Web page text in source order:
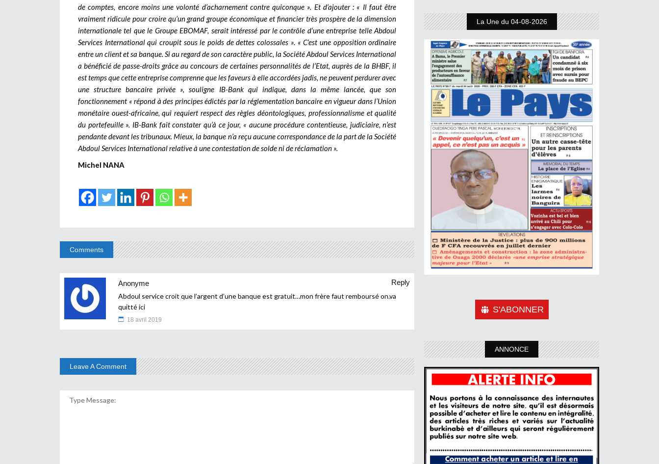
de comptes, encore moins une volonté d’acharnement contre quiconque ». Et d’ajouter : « Il faut être
vraiment ridicule pour croire qu’un grand groupe économique et financier très prospère de la dimension
internationale tel que le Groupe EBOMAF, serait intéressé par le contrôle d’une entreprise telle Abdoul
Services International qui croupit sous le poids de dettes colossales ». « C’est une opposition ordinaire
entre un client et sa banque. Si au regard de son caractère public, la Société Abdoul Services International
a bénéficié de passe-droits grâce au concours de certaines personnalités de l’Etat, auprès de la BHBF, il
est temps que cette entreprise comprenne que les faveurs à elle accordées jadis, ne peuvent perdurer avec
une structure bancaire privée », souligne IB-Bank qui indique, dans la même lancée, que son
fonctionnement « répond à des principes édictés par la réglementation bancaire en vigueur dans l’Union
monétaire ouest-africaine, qui requiert respect des règles déontologiques, professionnalisme et qualité
du portefeuille ». IB-Bank fait constater qu’à ce jour, « aucune procédure contentieuse, judiciaire, n’est
pendante devant les tribunaux. Mieux, la banque n’a reçu aucune correspondance de la part de la Société
Abdoul Services International relative à une contestation de solde ni de réclamation ».
Michel NANA
Comments
Anonyme
Reply
Abdoul service croit que l’argent d’une banque est gratuit…mon frère faut remboursé on.va
quitté ici
18 avril 2019
Leave A Comment
La Une du 04-08-2026
S'ABONNER
ANNONCE